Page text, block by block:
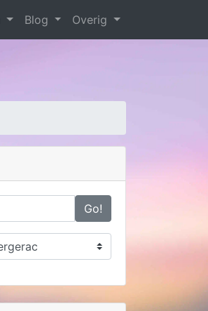
Blog Overig
Go!